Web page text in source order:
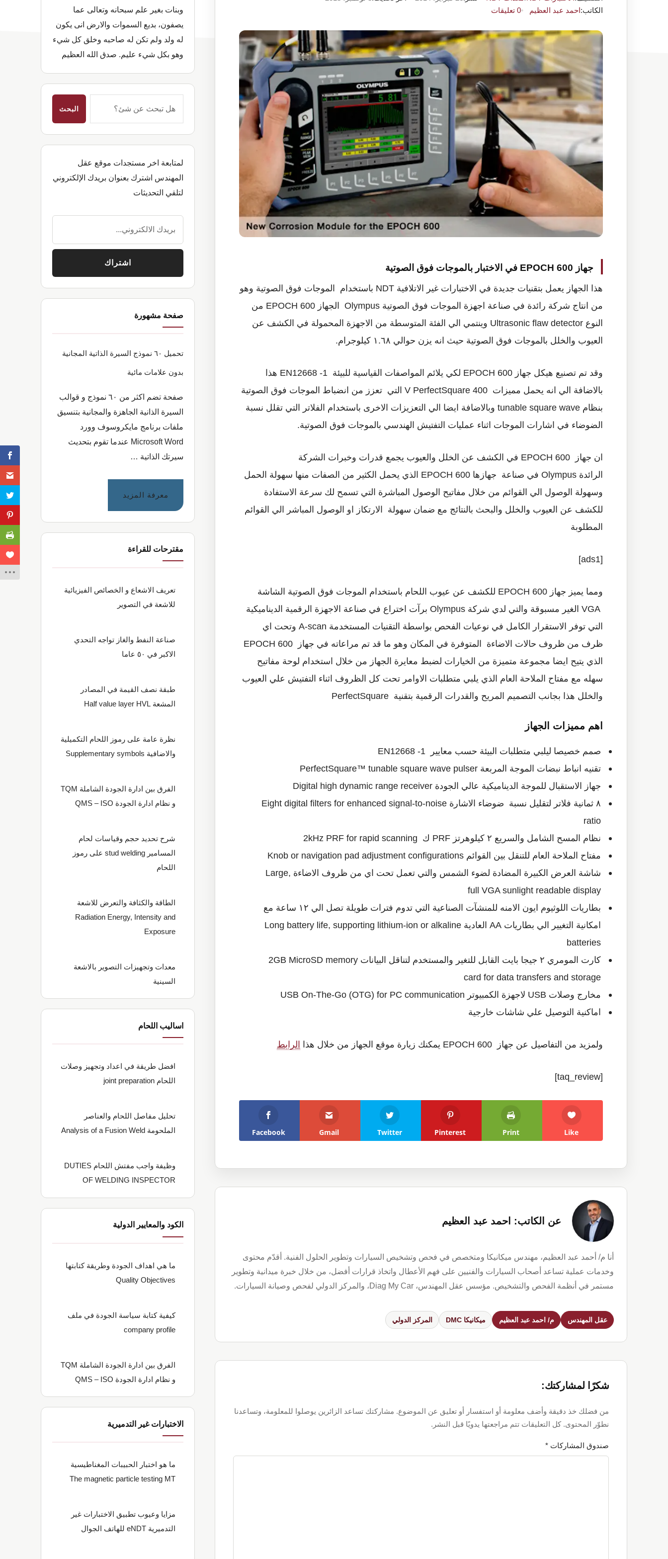
الكاتب:احمد عبد العظيم 0 تعليقات
جهاز EPOCH 600 في الاختبار بالموجات فوق الصوتية
هذا الجهاز يعمل بتقنيات جديدة في الاختبارات غير الاتلافية NDT باستخدام الموجات فوق الصوتية وهو
من انتاج شركة رائدة في صناعة اجهزة الموجات فوق الصوتية Olympus الجهاز EPOCH 600 من
النوع Ultrasonic flaw detector وينتمي الي الفئة المتوسطة من الاجهزة المحمولة في الكشف عن
العيوب والخلل بالموجات فوق الصوتية حيث انه يزن حوالي ١.٦٨ كيلوجرام.
وقد تم تصنيع هيكل جهاز EPOCH 600 لكي يلائم المواصفات القياسية للبيئة EN12668 -1 هذا
بالاضافة الي انه يحمل مميزات 400 V PerfectSquare التي تعزز من انضباط الموجات فوق الصوتية
بنظام tunable square wave وبالاضافة ايضا الي التعزيزات الاخرى باستخدام الفلاتر التي تقلل نسبة
الضوضاء في اشارات الموجات اثناء عمليات التفتيش الهندسي بالموجات فوق الصوتية.
ان جهاز EPOCH 600 في الكشف عن الخلل والعيوب يجمع قدرات وخبرات الشركة
الرائدة Olympus في صناعة جهازها EPOCH 600 الذي يحمل الكثير من الصفات منها سهولة الحمل
وسهولة الوصول الي القوائم من خلال مفاتيح الوصول المباشرة التي تسمح لك سرعة الاستفادة
للكشف عن العيوب والخلل والبحث بالنتائج مع ضمان سهولة الارتكاز او الوصول المباشر الي القوائم
المطلوبة
[ads1]
ومما يميز جهاز EPOCH 600 للكشف عن عيوب اللحام باستخدام الموجات فوق الصوتية الشاشة
VGA الغير مسبوقة والتي لدي شركة Olympus برآت اختراع في صناعة الاجهزة الرقمية الديناميكية
التي توفر الاستقرار الكامل في نوعيات الفحص بواسطة التقنيات المستخدمة A-scan وتحت اي
ظرف من ظروف حالات الاضاءة المتوفرة في المكان وهو ما قد تم مراعاته في جهاز EPOCH 600
الذي يتيح ايضا مجموعة متميزة من الخيارات لضبط معايرة الجهاز من خلال استخدام لوحة مفاتيح
سهله مع مفتاح الملاحة العام الذي يلبي متطلبات الاوامر تحت كل الظروف اثناء التفتيش علي العيوب
والخلل هذا بجانب التصميم المريح والقدرات الرقمية بتقنية PerfectSquare
اهم مميزات الجهاز
صمم خصيصا ليلبي متطلبات البيئة حسب معايير EN12668 -1
تقنيه انباط نبضات الموجة المربعة PerfectSquare™ tunable square wave pulser
جهاز الاستقبال للموجة الديناميكية عالي الجودة Digital high dynamic range receiver
٨ ثمانية فلاتر لتقليل نسبة ضوضاء الاشارة Eight digital filters for enhanced signal-to-noise
ratio
نظام المسح الشامل والسريع ٢ كيلوهرتز PRF ك 2kHz PRF for rapid scanning
مفتاح الملاحة العام للتنقل بين القوائم Knob or navigation pad adjustment configurations
شاشة العرض الكبيرة المضادة لضوء الشمس والتي تعمل تحت اي من ظروف الاضاءة Large,
full VGA sunlight readable display
بطاريات اللوثيوم ايون الامنه للمنشآت الصناعية التي تدوم فترات طويلة تصل الي ١٢ ساعة مع
امكانية التغيير الي بطاريات AA العادية Long battery life, supporting lithium-ion or alkaline
batteries
كارت المومري ٢ جيجا بايت القابل للتغير والمستخدم لتناقل البيانات 2GB MicroSD memory
card for data transfers and storage
مخارج وصلات USB لاجهزة الكمبيوتر USB On-The-Go (OTG) for PC communication
اماكنية التوصيل علي شاشات خارجية
ولمزيد من التفاصيل عن جهاز EPOCH 600 يمكنك زيارة موقع الجهاز من خلال هذا الرابط
[taq_review]
Facebook Gmail Twitter Pinterest Print Like
عن الكاتب: احمد عبد العظيم
أنا م/ أحمد عبد العظيم، مهندس ميكانيكا ومتخصص في فحص وتشخيص السيارات وتطوير الحلول الفنية. أقدّم محتوى
وخدمات عملية تساعد أصحاب السيارات والفنيين على فهم الأعطال واتخاذ قرارات أفضل، من خلال خبرة ميدانية وتطوير
مستمر في أنظمة الفحص والتشخيص. مؤسس عقل المهندس، Diag My Car، والمركز الدولي لفحص وصيانة السيارات.
عقل المهندس م/ احمد عبد العظيم ميكانيكا DMC المركز الدولي
Interactions
شكرًا لمشاركتك:
من فضلك خذ دقيقة وأضف معلومة أو استفسار أو تعليق عن الموضوع. مشاركتك تساعد الزائرين يوصلوا للمعلومة، وتساعدنا
نطوّر المحتوى. كل التعليقات تتم مراجعتها يدويًا قبل النشر.
صندوق المشاركات *
وبنات بغير علم سبحانه وتعالى عما
يصفون، بديع السموات والارض انى يكون
له ولد ولم تكن له صاحبه وخلق كل شيء
وهو بكل شيء عليم. صدق الله العظيم
تبحث
لمتابعة اخر مستجدات موقع عقل
المهندس اشترك بعنوان بريدك الإلكتروني
لتلقي التحديثات
صفحة مشهورة
تحميل ٦٠ نموذج السيرة الذاتية المجانية
بدون علامات مائية
صفحة تضم اكثر من ٦٠ نموذج و قوالب
السيرة الذانية الجاهزة والمجانية بتنسيق
ملفات برنامج مايكروسوف وورد
Microsoft Word عندما تقوم بتحديث
سيرتك الذاتية …
معرفة المزيد
مائية
مقترحات للقراءة
تعريف الاشعاع و الخصائص الفيزيائية
للاشعة في التصوير
صناعة النفط والغاز تواجه التحدي
الاكبر في ٥٠ عاما
طبقة نصف القيمة في المصادر
المشعة Half value layer HVL
نظرة عامة على رموز اللحام التكميلية
والاضافية Supplementary symbols
الفرق بين ادارة الجودة الشاملة TQM
و نظام ادارة الجودة QMS – ISO
شرح تحديد حجم وقياسات لحام
المسامير stud welding على رموز
اللحام
الطاقة والكثافة والتعرض للاشعة
Radiation Energy, Intensity and
Exposure
معدات وتجهيزات التصوير بالاشعة
السينية
اساليب اللحام
افضل طريقة في اعداد وتجهيز وصلات
اللحام joint preparation
تحليل مفاصل اللحام والعناصر
الملحومة Analysis of a Fusion Weld
وظيفة واجب مفتش اللحام DUTIES
OF WELDING INSPECTOR
الكود والمعايير الدولية
ما هي اهداف الجودة وطريقة كتابتها
Quality Objectives
كيفية كتابة سياسة الجودة في ملف
company profile
الفرق بين ادارة الجودة الشاملة TQM
و نظام ادارة الجودة QMS – ISO
الاختبارات غير التدميرية
ما هو اختبار الحبيبات المغناطيسية
The magnetic particle testing MT
مزايا وعيوب تطبيق الاختبارات غير
التدميرية eNDT للهاتف الجوال